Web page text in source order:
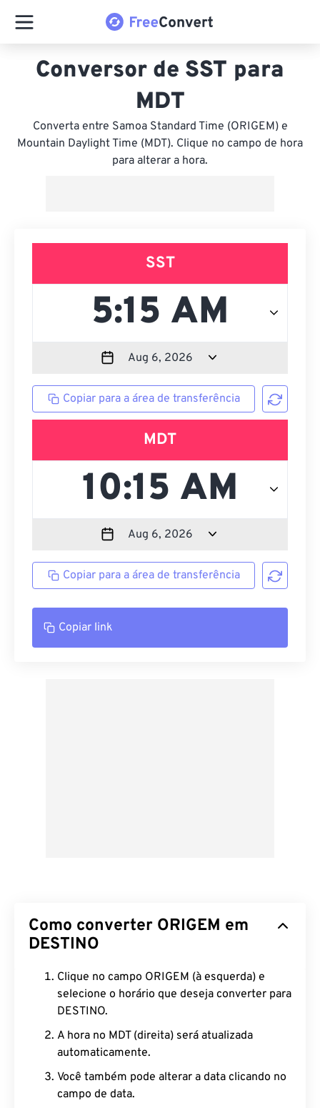
Conversor de SST para
MDT
Converta entre Samoa Standard Time (ORIGEM) e
Mountain Daylight Time (MDT). Clique no campo de hora
para alterar a hora.
SST
Copiar para a área de transferência
MDT
Copiar para a área de transferência
Copiar link
Como converter ORIGEM em
DESTINO
Clique no campo ORIGEM (à esquerda) e
selecione o horário que deseja converter para
DESTINO.
A hora no MDT (direita) será atualizada
automaticamente.
Você também pode alterar a data clicando no
campo de data.